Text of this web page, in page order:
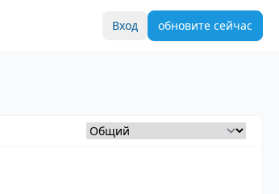
Вход обновите сейчас